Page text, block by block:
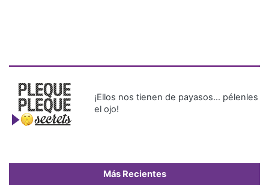
¡Ellos nos tienen de payasos… pélenles
el ojo!
Más Recientes